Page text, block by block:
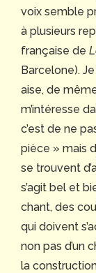
voix semble
à plusieurs
française de
Barcelone).
aise, de
m’intéresse
c’est de ne
pièce » mais
se trouvent
s’agit bel et
chant, des
qui doivent
non pas d’un
la